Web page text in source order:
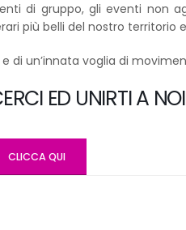
di gruppo, gli eventi non
più belli del nostro territorio
un’innata voglia di
ED UNIRTI A
CLICCA QUI